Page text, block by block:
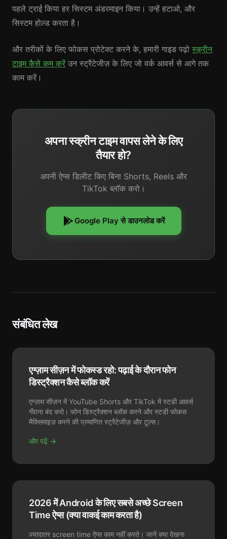
पहले ट्राई किया हर सिस्टम अंडरमाइन किया। उन्हें हटाओ, और
सिस्टम होल्ड करता है।
और तरीकों के लिए फोकस प्रोटेक्ट करने के, हमारी गाइड पढ़ो स्क्रीन
टाइम कैसे कम करें उन स्ट्रैटेजीज़ के लिए जो वर्क आवर्स से आगे तक
काम करें।
अपना स्क्रीन टाइम वापस लेने के लिए
तैयार हो?
अपनी ऐप्स डिलीट किए बिना Shorts, Reels और
TikTok ब्लॉक करो।
Google Play से डाउनलोड करें
संबंधित लेख
एग्ज़ाम सीज़न में फोकस्ड रहो: पढ़ाई के दौरान फोन
डिस्ट्रैक्शन कैसे ब्लॉक करें
एग्ज़ाम सीज़न में YouTube Shorts और TikTok में स्टडी आवर्स
गँवाना बंद करो। फोन डिस्ट्रैक्शन ब्लॉक करने और स्टडी फोकस
मैक्सिमाइज़ करने की प्रमाणित स्ट्रैटेजीज़ और टूल्स।
और पढ़ें →
2026 में Android के लिए सबसे अच्छे Screen
Time ऐप्स (क्या वाकई काम करता है)
ज़्यादातर screen time ऐप्स काम नहीं करते। जानें क्या देखना